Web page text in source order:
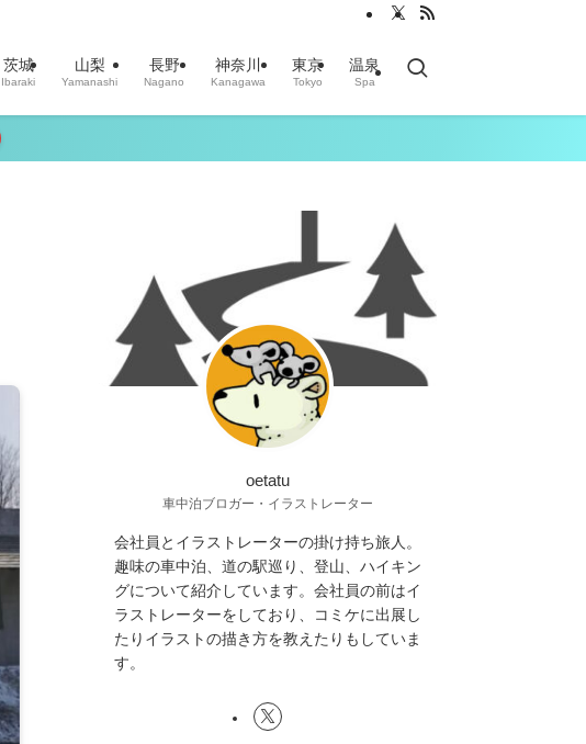
茨城
Ibaraki
山梨
Yamanashi
長野
Nagano
神奈川
Kanagawa
東京
Tokyo
温泉
Spa
oetatu
車中泊ブロガー・イラストレーター
会社員とイラストレーターの掛け持ち旅人。
趣味の車中泊、道の駅巡り、登山、ハイキン
グについて紹介しています。会社員の前はイ
ラストレーターをしており、コミケに出展し
たりイラストの描き方を教えたりもしていま
す。